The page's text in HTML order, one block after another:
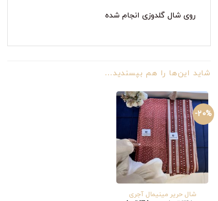
روی شال گلدوزی انجام شده
شاید این‌ها را هم بپسندید…
20%-
شال حریر مینیمال آجری